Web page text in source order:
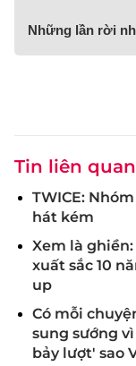
Những lần rời
Tin liên quan
TWICE:
hát kém
Xem là
xuất sắc 10
up
Có mỗi
sung sướng
bảy lượt' sao